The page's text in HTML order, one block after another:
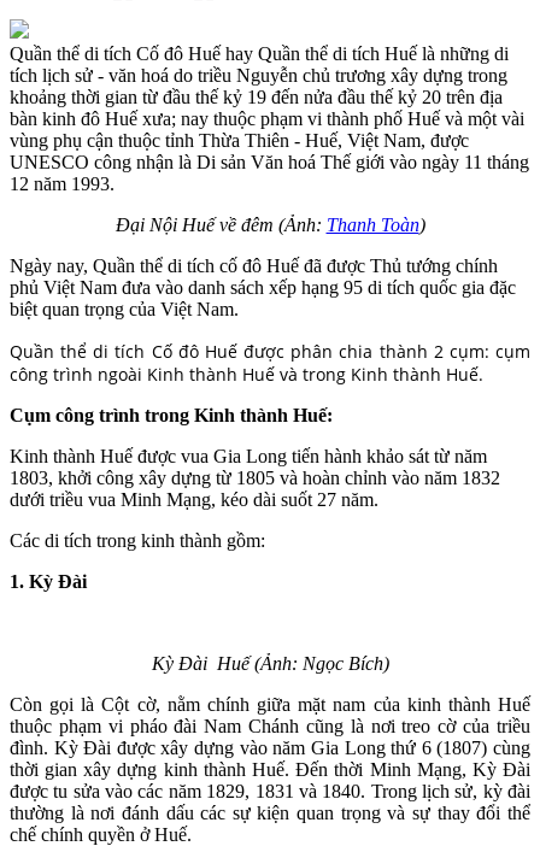
Quần thể di tích Cố đô Huế hay Quần thể di tích Huế là những di
tích lịch sử - văn hoá do triều Nguyễn chủ trương xây dựng trong
khoảng thời gian từ đầu thế kỷ 19 đến nửa đầu thế kỷ 20 trên địa
bàn kinh đô Huế xưa; nay thuộc phạm vi thành phố Huế và một vài
vùng phụ cận thuộc tỉnh Thừa Thiên - Huế, Việt Nam, được
UNESCO công nhận là Di sản Văn hoá Thế giới vào ngày 11 tháng
12 năm 1993.
Đại Nội Huế về đêm (Ảnh: Thanh Toàn)
Ngày nay, Quần thể di tích cố đô Huế đã được Thủ tướng chính
phủ Việt Nam đưa vào danh sách xếp hạng 95 di tích quốc gia đặc
biệt quan trọng của Việt Nam.
Quần thể di tích Cố đô Huế được phân chia thành 2 cụm: cụm
công trình ngoài Kinh thành Huế và trong Kinh thành Huế.
Cụm công trình trong Kinh thành Huế:
Kinh thành Huế được vua Gia Long tiến hành khảo sát từ năm
1803, khởi công xây dựng từ 1805 và hoàn chỉnh vào năm 1832
dưới triều vua Minh Mạng, kéo dài suốt 27 năm.
Các di tích trong kinh thành gồm:
1. Kỳ Đài
Kỳ Đài Huế (Ảnh: Ngọc Bích)
Còn gọi là Cột cờ, nằm chính giữa mặt nam của kinh thành Huế
thuộc phạm vi pháo đài Nam Chánh cũng là nơi treo cờ của triều
đình. Kỳ Đài được xây dựng vào năm Gia Long thứ 6 (1807) cùng
thời gian xây dựng kinh thành Huế. Đến thời Minh Mạng, Kỳ Ðài
được tu sửa vào các năm 1829, 1831 và 1840. Trong lịch sử, kỳ đài
thường là nơi đánh dấu các sự kiện quan trọng và sự thay đổi thể
chế chính quyền ở Huế.